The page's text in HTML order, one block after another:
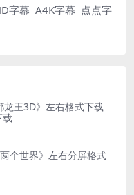
字幕 A4K字幕 点点字
王3D》左右格式下载
载
个世界》左右分屏格式